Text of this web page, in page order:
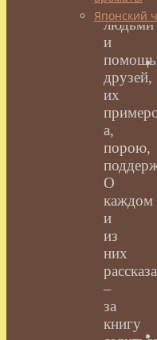
людьми
и
друзей,
их
а,
порою,
О
каждом
и
из
них
–
за
книгу
Японский